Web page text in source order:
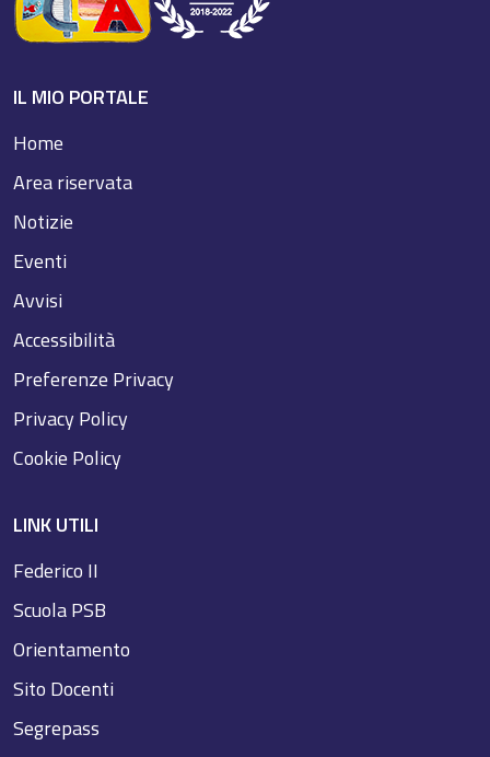
IL MIO PORTALE
Home
Area riservata
Notizie
Eventi
Avvisi
Accessibilità
Preferenze Privacy
Privacy Policy
Cookie Policy
LINK UTILI
Federico II
Scuola PSB
Orientamento
Sito Docenti
Segrepass